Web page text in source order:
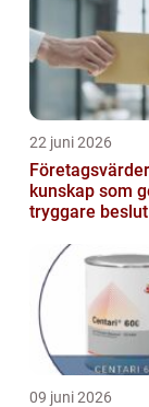
22 juni 2026
kunskap som
tryggare beslut
09 juni 2026